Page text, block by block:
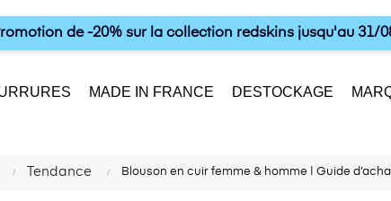
de -20% sur la collection redskins jusqu'au 31/
MADE IN FRANCE DESTOCKAGE
Tendance Blouson en cuir femme & homme | Guide